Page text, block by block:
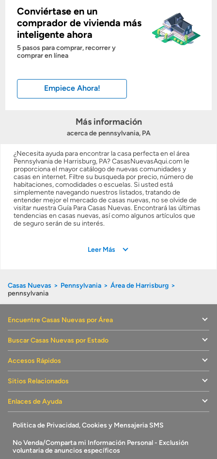
Mostrarme lo que puedo pagar
Costos casa nueva vs. usada
Calcular mi hipoteca
Obtener Aprobación Previa
Seguro de propietarios
Obtener ofertas por mi casa
Conviértase en un
comprador de vivienda más
inteligente ahora
5 pasos para comprar, recorrer y
comprar en línea
Empiece Ahora!
Más información
acerca de pennsylvania, PA
¿Necesita ayuda para encontrar la casa perfecta en el área
Pennsylvania de Harrisburg, PA? CasasNuevasAqui.com le
proporciona el mayor catálogo de nuevas comunidades y
casas en internet. Filtre su busqueda por precio, número de
habitaciones, comodidades o escuelas. Si usted está
simplemente navegando nuestros listados, tratando de
entender mejor el mercado de casas nuevas, no se olvide de
visitar nuestra Guía Para Casas Nuevas. Encontrará las últimas
tendencias en casas nuevas, así como algunos artículos que
de seguro serán de su interés.
Leer Más
Casas Nuevas Pennsylvania
Área de Harrisburg
pennsylvania
Encuentre Casas Nuevas por Área
Buscar Casas Nuevas por Estado
Accesos Rápidos
Sitios Relacionados
Enlaces de Ayuda
Politica de Privacidad, Cookies y Mensajeria SMS
No Venda/Comparta mi Información Personal - Exclusión
voluntaria de anuncios específicos